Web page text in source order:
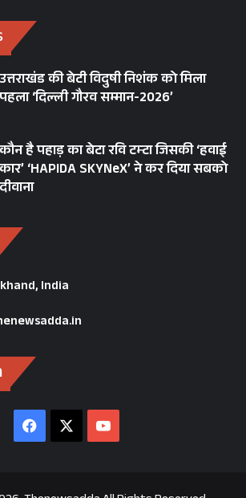
उत्तराखंड की बेटी विदुषी निशंक को मिला
पहला ‘दिल्ली गौरव सम्मान-2026’
कौन है पहाड़ का बेटा रवि टम्टा जिसकी ‘हवाई
कार’ ‘HAPIDA SKYNeX’ ने कर दिया सबको
दीवाना
India
Facebook YouTube